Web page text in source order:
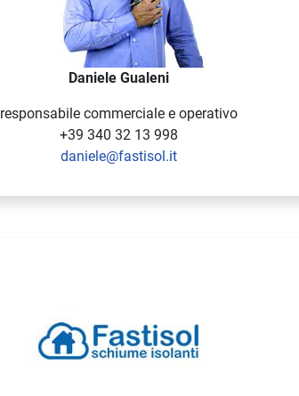
Daniele Gualeni
responsabile commerciale e operativo
+39 340 32 13 998
daniele@fastisol.it